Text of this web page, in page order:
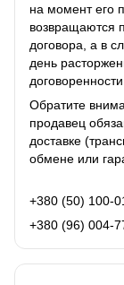
на момент его
возвращаются
договора, а в
день
Обратите
продавец
доставке
обмене или
+380 (50) 100-
+380 (96) 004-